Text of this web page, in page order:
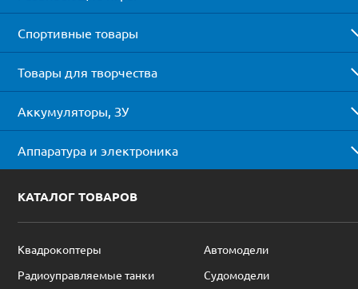
Спортивные товары
Товары для творчества
Аккумуляторы, ЗУ
Аппаратура и электроника
КАТАЛОГ ТОВАРОВ
Квадрокоптеры
Автомодели
Радиоуправляемые танки
Судомодели